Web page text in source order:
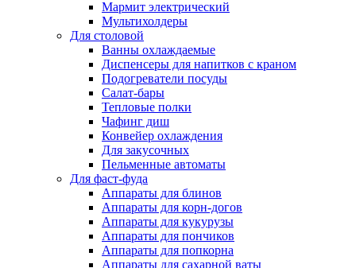
Мармит электрический
Мультихолдеры
Для столовой
Ванны охлаждаемые
Диспенсеры для напитков с краном
Подогреватели посуды
Салат-бары
Тепловые полки
Чафинг диш
Конвейер охлаждения
Для закусочных
Пельменные автоматы
Для фаст-фуда
Аппараты для блинов
Аппараты для корн-догов
Аппараты для кукурузы
Аппараты для пончиков
Аппараты для попкорна
Аппараты для сахарной ваты